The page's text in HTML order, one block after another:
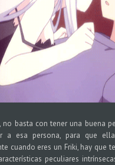
no basta con tener una buena
a esa persona, para que
cuando eres un Friki, hay que
peculiares